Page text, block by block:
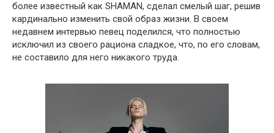
более известный как SHAMAN, сделал смелый шаг, решив
кардинально изменить свой образ жизни. В своем
недавнем интервью певец поделился, что полностью
исключил из своего рациона сладкое, что, по его словам,
не составило для него никакого труда.